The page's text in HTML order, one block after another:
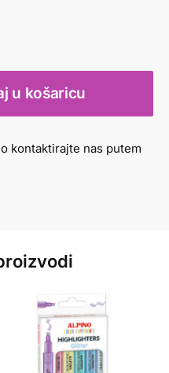
u košaricu
kontaktirajte nas putem